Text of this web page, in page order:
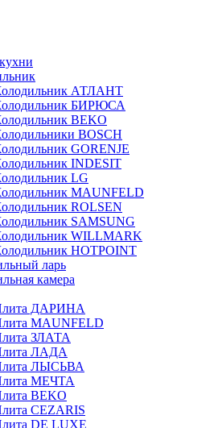
АТЛАНТ
БИРЮСА
BEKO
BOSCH
GORENJE
INDESIT
LG
MAUNFELD
ROLSEN
SAMSUNG
WILLMARK
HOTPOINT
ларь
камера
ДАРИНА
MAUNFELD
ЗЛАТА
ЛАДА
ЛЫСЬВА
МЕЧТА
BEKO
CEZARIS
DE LUXE